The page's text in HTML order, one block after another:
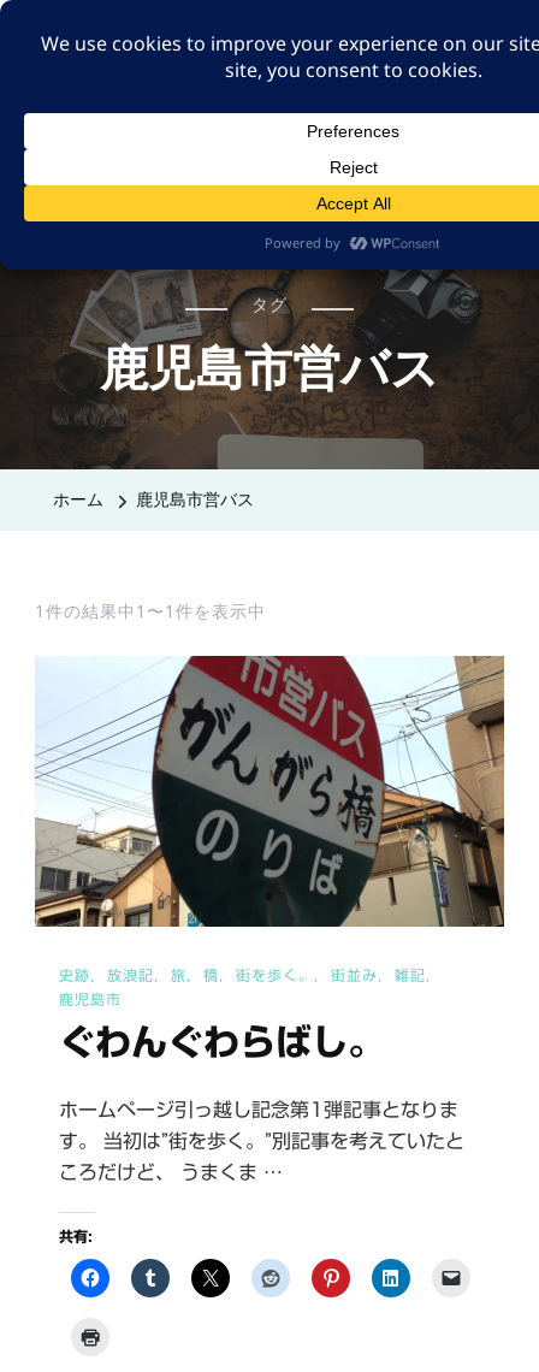
A GUT FEELING 7TH
身近な旅の記録や記憶、たまには思ったことも残そ
タグ
鹿児島市営バス
ホーム 鹿児島市営バス
1件の結果中1〜1件を表示中
史跡 放浪記 旅 橋 街を歩く。 街並み
雑記
鹿児島市
ぐわんぐわらばし。
ホームページ引っ越し記念第1弾記事となりま
す。 当初は”街を歩く。”別記事を考えていたと
ころだけど、 うまくま …
共有: